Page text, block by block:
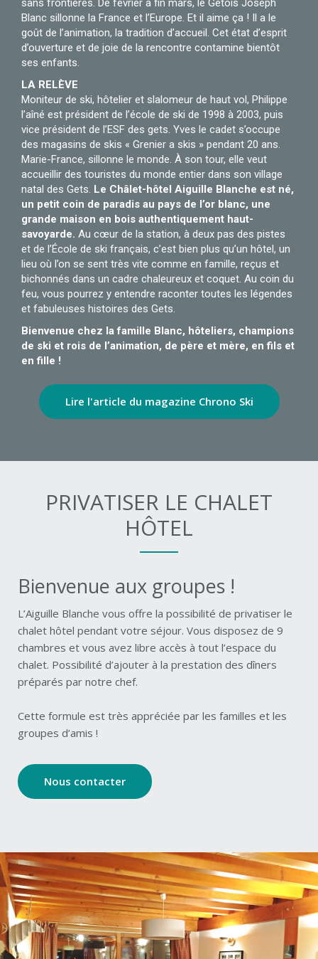
sans frontières. De février à fin mars, le Gêtois Joseph
Blanc sillonne la France et l’Europe. Et il aime ça ! Il a le
goût de l’animation, la tradition d’accueil. Cet état d’esprit
d’ouverture et de joie de la rencontre contamine bientôt
ses enfants.
LA RELÈVE
Moniteur de ski, hôtelier et slalomeur de haut vol, Philippe
l’aîné est président de l’école de ski de 1998 à 2003, puis
vice président de l’ESF des gets. Yves le cadet s’occupe
des magasins de skis « Grenier a skis » pendant 20 ans.
Marie-France, sillonne le monde. À son tour, elle veut
accueillir des touristes du monde entier dans son village
natal des Gets. Le Châlet-hôtel Aiguille Blanche est né,
un petit coin de paradis au pays de l’or blanc, une
grande maison en bois authentiquement haut-
savoyarde. Au cœur de la station, à deux pas des pistes
et de l’École de ski français, c’est bien plus qu’un hôtel, un
lieu où l’on se sent très vite comme en famille, reçus et
bichonnés dans un cadre chaleureux et coquet. Au coin du
feu, vous pourrez y entendre raconter toutes les légendes
et fabuleuses histoires des Gets.
Bienvenue chez la famille Blanc, hôteliers, champions
de ski et rois de l’animation, de père et mère, en fils et
en fille !
Lire l'article du magazine Chrono Ski
PRIVATISER LE CHALET
HÔTEL​
Bienvenue aux groupes !
L’Aiguille Blanche vous offre la possibilité de privatiser le
chalet hôtel pendant votre séjour. Vous disposez de 9
chambres et vous avez libre accès à tout l’espace du
chalet. Possibilité d’ajouter à la prestation des dîners
préparés par notre chef.
Cette formule est très appréciée par les familles et les
groupes d’amis !
Nous contacter